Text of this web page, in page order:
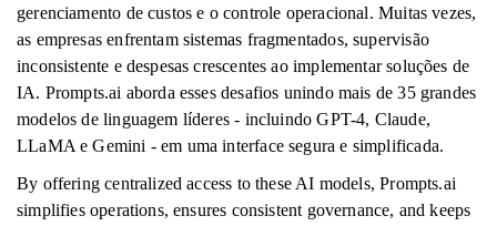
gerenciamento de custos e o controle operacional. Muitas vezes,
as empresas enfrentam sistemas fragmentados, supervisão
inconsistente e despesas crescentes ao implementar soluções de
IA. Prompts.ai aborda esses desafios unindo mais de 35 grandes
modelos de linguagem líderes - incluindo GPT-4, Claude,
LLaMA e Gemini - em uma interface segura e simplificada.
By offering centralized access to these AI models, Prompts.ai
simplifies operations, ensures consistent governance, and keeps